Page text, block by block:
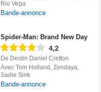
Rio Vega
Bande-annonce
Spider-Man: Brand New Day
4,2
De Destin Daniel Cretton
Avec Tom Holland, Zendaya,
Sadie Sink
Bande-annonce